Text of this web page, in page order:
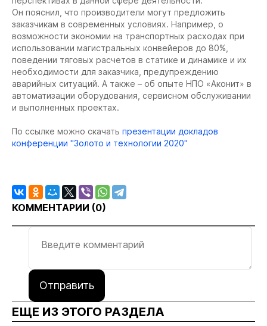
Он пояснил, что производители могут предложить
заказчикам в современных условиях. Например, о
возможности экономии на транспортных расходах при
использовании магистральных конвейеров до 80%,
поведении тяговых расчетов в статике и динамике и их
необходимости для заказчика, предупреждению
аварийных ситуаций. А также – об опыте НПО «Аконит» в
автоматизации оборудования, сервисном обслуживании
и выполненных проектах.
По ссылке можно скачать презентации докладов
конференции "Золото и технологии 2020"
КОММЕНТАРИИ (0)
Отправить
ЕЩЕ ИЗ ЭТОГО РАЗДЕЛА